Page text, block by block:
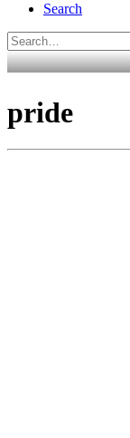
Search
pride